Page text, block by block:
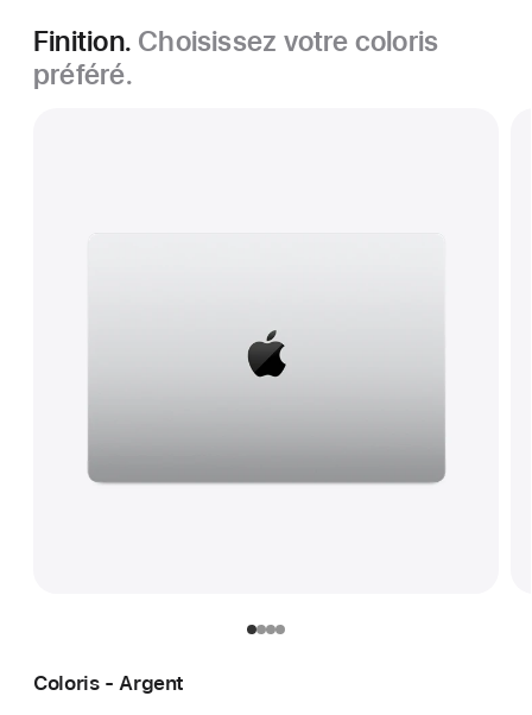
Finition. Choisissez votre coloris
préféré.
Coloris - Argent